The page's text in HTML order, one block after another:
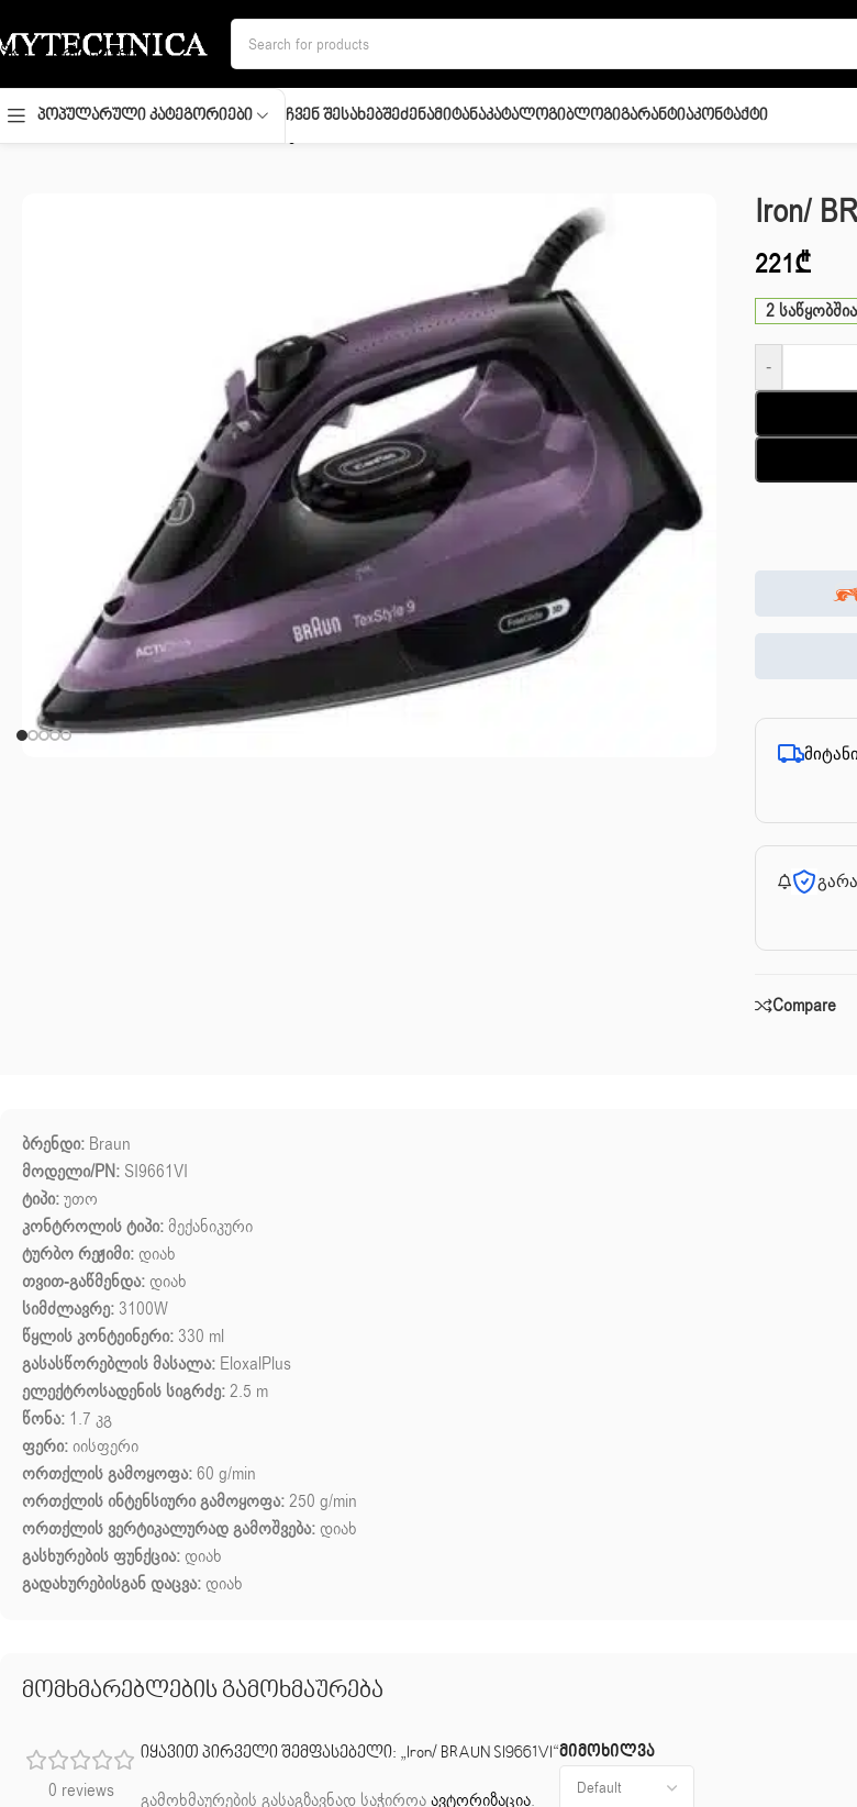
Skip to main content
Პოპულარული Კატეგორიები Ჩვენ ᲨესახებᲨეძენაᲛიტანაᲙატალოგიᲑლოგიᲒარანტიაᲙონტაქტი
Iron/
221₾
2 საწყობშია
-
Compare
ბრენდი: Braun
მოდელი/PN: SI9661VI
ტიპი:უთო
კონტროლის ტიპი: მექანიკური
ტურბო რეჟიმი: დიახ
თვით-გაწმენდა: დიახ
სიმძლავრე: 3100W
წყლის კონტეინერი: 330 ml
გასასწორებლის მასალა: EloxalPlus
ელექტროსადენის სიგრძე:2.5 m
წონა: 1.7 კგ
ფერი:იისფერი
ორთქლის გამოყოფა:60 g/min
ორთქლის ინტენსიური გამოყოფა:250 g/min
ორთქლის ვერტიკალურად გამოშვება: დიახ
გასხურების ფუნქცია: დიახ
გადახურებისგან დაცვა: დიახ
მომხმარებლების გამოხმაურება
0 reviews
მიმოხილვა
იყავით პირველი შემფასებელი: „Iron/ BRAUN SI9661VI“
გამოხმაურების გასაგზავნად საჭიროაავტორიზაცია.